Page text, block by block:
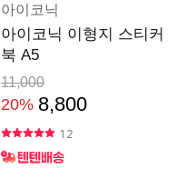
아이코닉
아이코닉 이형지 스티커
북 A5
11,000
20% 8,800
12